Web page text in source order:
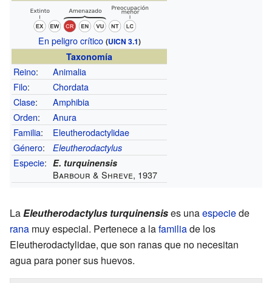
En peligro crítico (UICN 3.1)
Taxonomía
Reino:
Animalia
Filo:
Chordata
Clase:
Amphibia
Orden:
Anura
Familia:
Eleutherodactylidae
Género: Eleutherodactylus
Especie: E. turquinensis
Barbour & Shreve, 1937
LaEleutherodactylus turquinensises unaespeciede
rana muy especial. Pertenece a lafamiliade los
Eleutherodactylidae, que son ranas que no necesitan
agua para poner sus huevos.